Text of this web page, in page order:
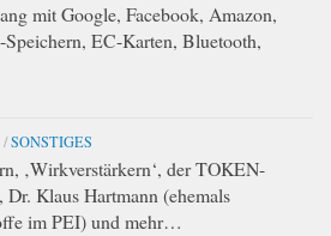
mit Google, Facebook, Amazon,
EC-Karten, Bluetooth,
/SONSTIGES
‚Wirkverstärkern‘, der TOKEN-
Klaus Hartmann (ehemals
im PEI) und mehr…